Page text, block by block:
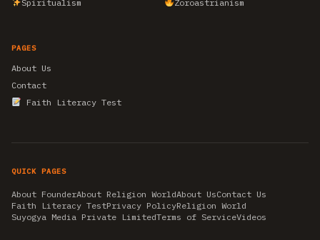
Spiritualism
Zoroastrianism
PAGES
About Us
Contact
Faith Literacy Test
QUICK PAGES
About FounderAbout Religion WorldAbout UsContact Us
Faith Literacy TestPrivacy PolicyReligion World
Suyogya Media Private LimitedTerms of ServiceVideos